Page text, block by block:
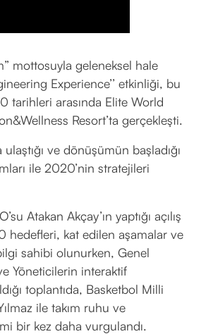
mottosuyla geleneksel hale
Experience’’ etkinliği, bu
tarihleri arasında Elite World
Resort’ta gerçekleşti.
ve dönüşümün başladığı
ile 2020’nin stratejileri
Atakan Akçay’ın yaptığı açılış
hedefleri, kat edilen aşamalar ve
sahibi olunurken, Genel
Yöneticilerin interaktif
toplantıda, Basketbol Milli
ile takım ruhu ve
bir kez daha vurgulandı.